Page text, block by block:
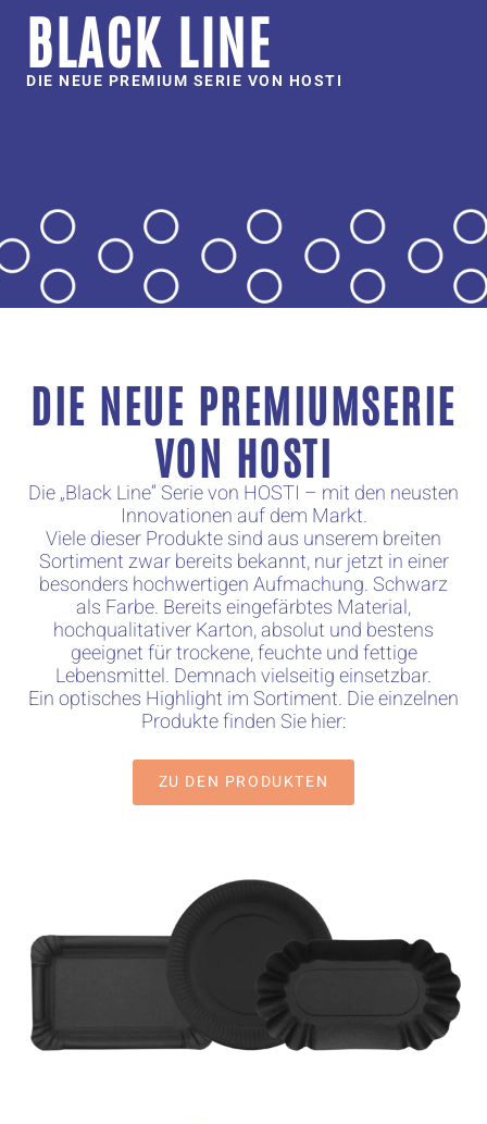
BLACK LINE
DIE NEUE PREMIUM SERIE VON HOSTI
DIE NEUE PREMIUMSERIE
VON HOSTI
Die „Black Line“ Serie von HOSTI – mit den neusten
Innovationen auf dem Markt.
Viele dieser Produkte sind aus unserem breiten
Sortiment zwar bereits bekannt, nur jetzt in einer
besonders hochwertigen Aufmachung. Schwarz
als Farbe. Bereits eingefärbtes Material,
hochqualitativer Karton, absolut und bestens
geeignet für trockene, feuchte und fettige
Lebensmittel. Demnach vielseitig einsetzbar.
Ein optisches Highlight im Sortiment. Die einzelnen
Produkte finden Sie hier:
ZU DEN PRODUKTEN